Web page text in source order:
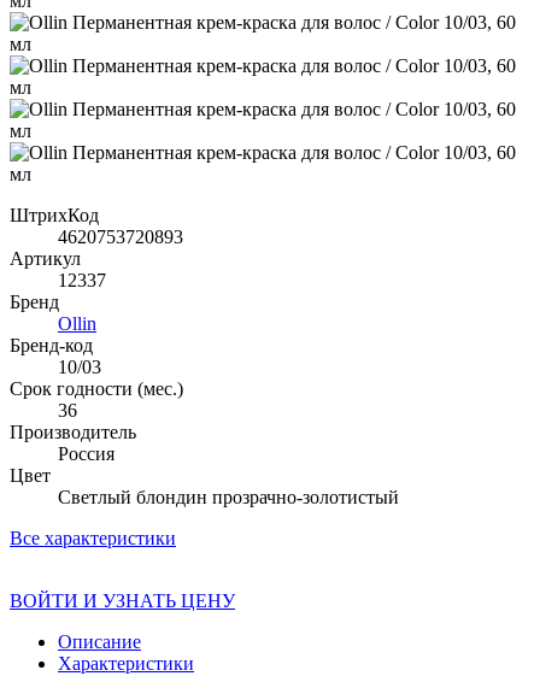
ШтрихКод
4620753720893
Артикул
12337
Бренд
Ollin
Бренд-код
10/03
Срок годности (мес.)
36
Производитель
Россия
Цвет
Светлый блондин прозрачно-золотистый
Все характеристики
ВОЙТИ И УЗНАТЬ ЦЕНУ
Описание
Характеристики